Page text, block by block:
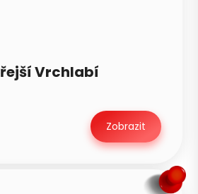
Vrchlabí
Zobrazit